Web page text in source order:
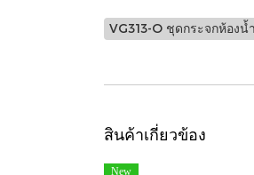
VG313-O ชุดกระจกห้อง
สินค้าเกี่ยวข้อง
New